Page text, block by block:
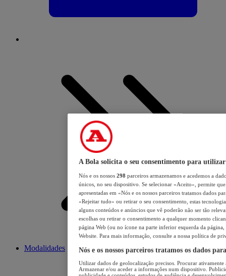
Modalidades
A Bola solicita o seu consentimento para utilizar
Nós e os nossos 298 parceiros armazenamos e acedemos a
únicos, no seu dispositivo. Se selecionar «Aceito», permite
apresentadas em «Nós e os nossos parceiros tratamos dados
«Rejeitar tudo» ou retirar o seu consentimento, estas
alguns conteúdos e anúncios que vê poderão não ser tão
escolhas ou retirar o consentimento a qualquer momento
página Web (ou no ícone na parte inferior esquerda da página,
Website. Para mais informação, consulte a nossa política de
Nós e os nossos parceiros tratamos os dados
Utilizar dados de geolocalização precisos. Procurar
Armazenar e/ou aceder a informações num dispositivo.